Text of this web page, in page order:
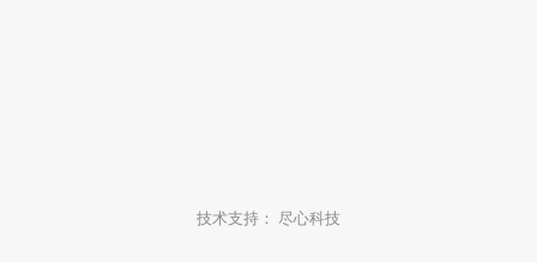
技术支持： 尽心科技